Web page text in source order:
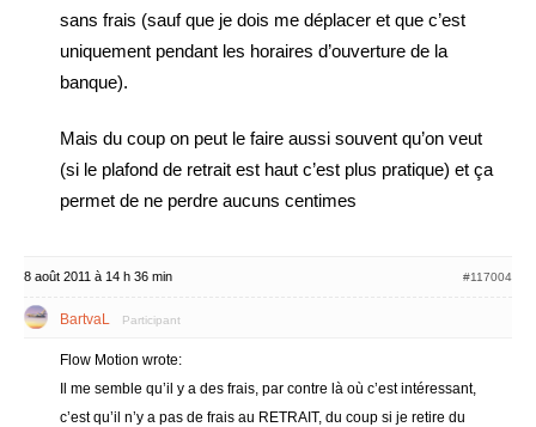
sans frais (sauf que je dois me déplacer et que c’est
uniquement pendant les horaires d’ouverture de la
banque).
Mais du coup on peut le faire aussi souvent qu’on veut
(si le plafond de retrait est haut c’est plus pratique) et ça
permet de ne perdre aucuns centimes
8 août 2011 à 14 h 36 min #117004
BartvaL Participant
Flow Motion wrote:
Il me semble qu’il y a des frais, par contre là où c’est intéressant,
c’est qu’il n’y a pas de frais au RETRAIT, du coup si je retire du